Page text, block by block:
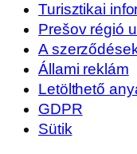
Turisztikai
Prešov régió
A
Állami reklám
Letölthető
GDPR
Sütik